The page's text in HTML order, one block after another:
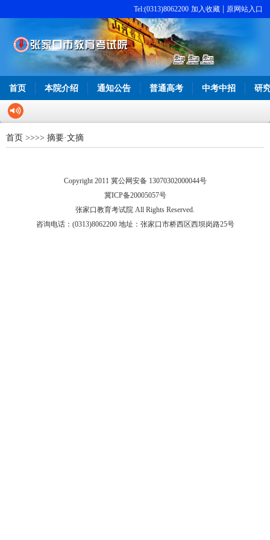
Tel:(0313)8062200 加入收藏 原网站入口
首页 本院介绍 通知公告 普通高考 中考中招 研
首页 >>>> 摘要·文摘
Copyright 2011 冀公网安备 13070302000044号
冀ICP备20005057号
张家口教育考试院 All Rights Reserved.
咨询电话：(0313)8062200 地址：张家口市桥西区西坝岗路25号